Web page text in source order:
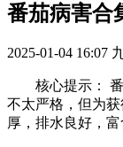
番茄病害合
2025-01-04 16:07
核心提示： 番
不太严格，但为
厚，排水良好，